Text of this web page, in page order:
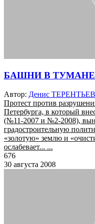
БАШНИ В ТУМАНЕ
Автор: Денис ТЕРЕНТЬЕВ
Протест против
Петербурга, в который
(№11-2007 и №2-2008),
градостроительную
«золотую» землю и
ослабевает... ...
676
30 августа 2008